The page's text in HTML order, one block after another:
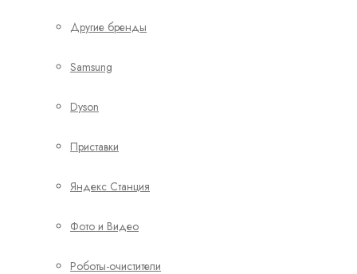
Другие бренды
Samsung
Dyson
Приставки
Яндекс Станция
Фото и Видео
Роботы-очистители